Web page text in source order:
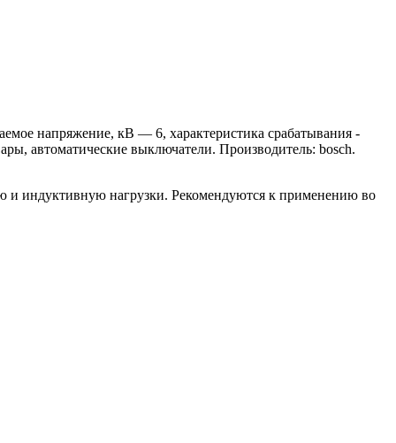
напряжение, кВ — 6, характеристика срабатывания -
автоматические выключатели. Производитель: bosch.
и индуктивную нагрузки. Рекомендуются к применению во